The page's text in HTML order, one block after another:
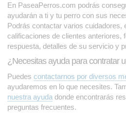
En PaseaPerros.com podrás
ayudarán a ti y tu perro con sus
Podrás contactar varios cuidadores,
calificaciones de clientes anteriores,
respuesta, detalles de su servicio y
¿Necesitas ayuda para contratar
Puedes contactarnos por diversos
ayudaremos en lo que necesites.
nuestra ayuda donde encontrarás
preguntas frecuentes.